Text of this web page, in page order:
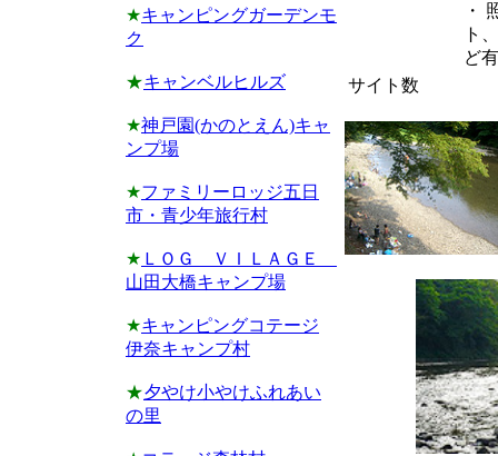
・
ト
ど
サイト数
★キャンピングガーデンモ
ク
★キャンベルヒルズ
★神戸園(かのとえん)キャ
ンプ場
★ファミリーロッジ五日
市・青少年旅行村
★ ＬＯＧ ＶＩＬＡＧＥ
山田大橋キャンプ場
★キャンピングコテージ
伊奈キャンプ村
★夕やけ小やけふれあい
の里